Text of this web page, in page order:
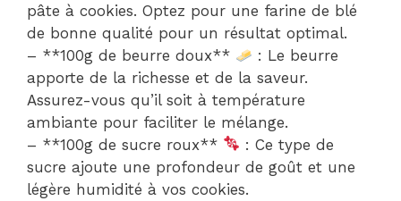
pâte à cookies. Optez pour une farine de blé
de bonne qualité pour un résultat optimal.
– **100g de beurre doux**
: Le beurre
apporte de la richesse et de la saveur.
Assurez-vous qu’il soit à température
ambiante pour faciliter le mélange.
– **100g de sucre roux**
: Ce type de
sucre ajoute une profondeur de goût et une
légère humidité à vos cookies.